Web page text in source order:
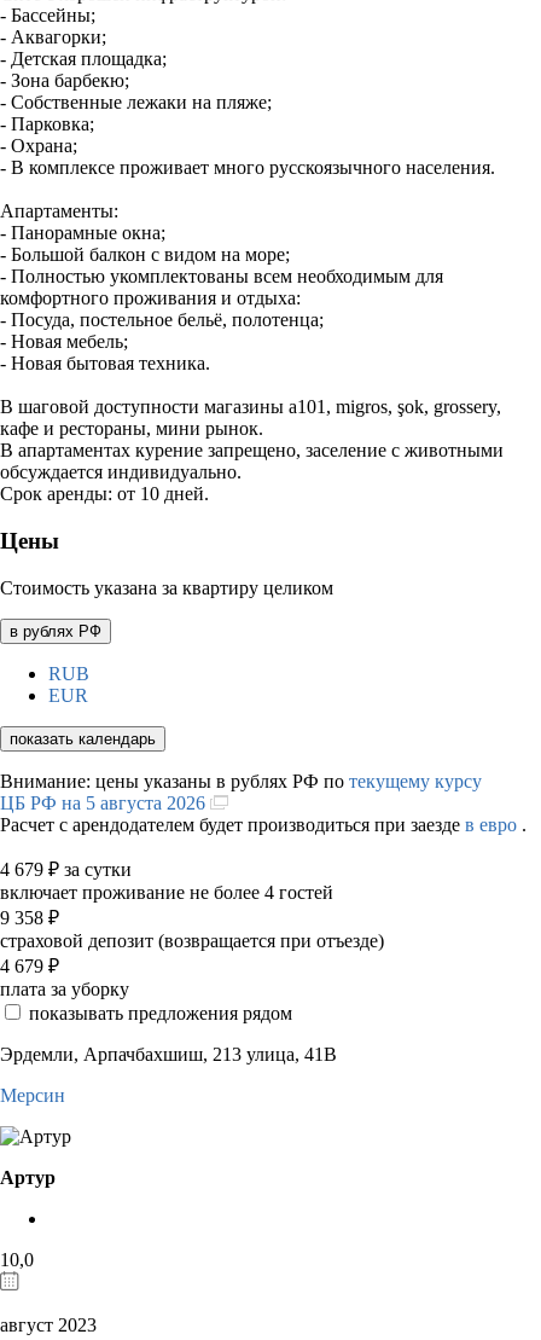
- Бассейны;
- Аквагорки;
- Детская площадка;
- Зона барбекю;
- Собственные лежаки на пляже;
- Парковка;
- Охрана;
- В комплексе проживает много русскоязычного населения.
Апартаменты:
- Панорамные окна;
- Большой балкон с видом на море;
- Полностью укомплектованы всем необходимым для
комфортного проживания и отдыха:
- Посуда, постельное бельё, полотенца;
- Новая мебель;
- Новая бытовая техника.
В шаговой доступности магазины a101, migros, şok, grossery,
кафе и рестораны, мини рынок.
В апартаментах курение запрещено, заселение с животными
обсуждается индивидуально.
Срок аренды: от 10 дней.
Цены
Стоимость указана за квартиру целиком
в рублях РФ
RUB
EUR
показать календарь
Внимание: цены указаны в рублях РФ по текущему курсу
ЦБ РФ на 5 августа 2026
Расчет с арендодателем будет производиться при заезде в евро .
4 679 ₽ за сутки
включает проживание не более 4 гостей
9 358 ₽
страховой депозит (возвращается при отъезде)
4 679 ₽
плата за уборку
показывать предложения рядом
Эрдемли, Арпачбахшиш, 213 улица, 41В
Мерсин
Артур
10,0
август 2023